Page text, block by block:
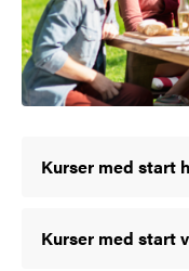
Kurser med start
Kurser med start